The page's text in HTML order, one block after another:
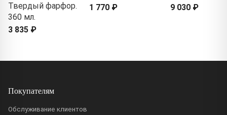
Твердый фарфор.
360 мл.
3 835 ₽
1 770 ₽
9 030 ₽
Покупателям
Обслуживание клиентов